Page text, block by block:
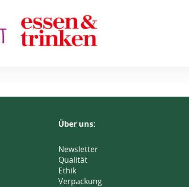
Über uns:
Newsletter
Qualität
Ethik
Verpackung